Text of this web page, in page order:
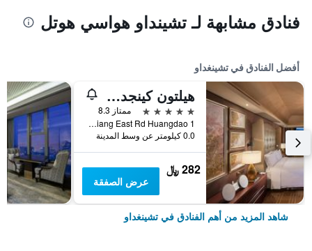
فنادق مشابهة لـ تشينداو هواسي هوتل
أفضل الفنادق في تشينغداو
هيلتون كينجداو جولدين بيتش
5 نجوم
ممتاز 8.3
1 Jia Liang Jiang East Rd Huangdao, تشينغداو, الصين
0.0 كيلومتر عن وسط المدينة
282 ﷼
عرض الصفقة
شاهد المزيد من أهم الفنادق في تشينغداو